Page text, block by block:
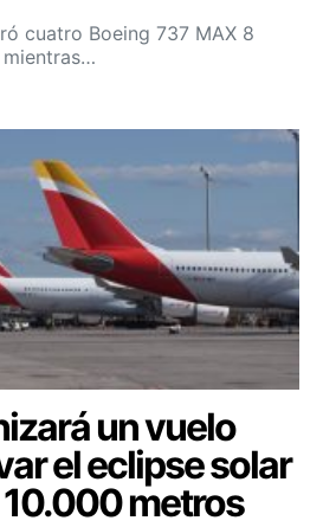
cuatro Boeing 737 MAX 8
un vuelo
el eclipse solar
metros